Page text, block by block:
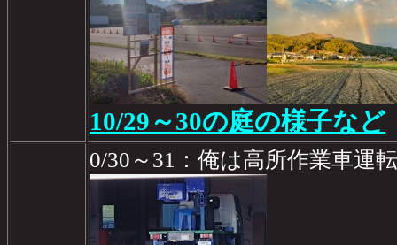
10/29～30の庭の様子など
0/30～31：俺は高所作業車運